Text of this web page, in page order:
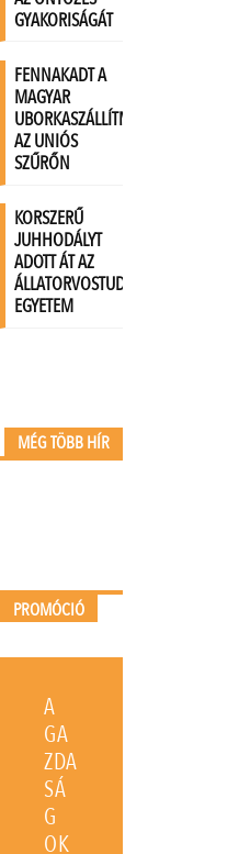
MÉG TÖBB HÍR
PROMÓCIÓ
A
GA
ZDA
SÁ
G
OK